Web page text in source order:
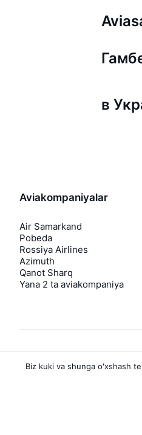
в
Aviakompaniyalar
Air Samarkand
Pobeda
Rossiya Airlines
Azimuth
Qanot Sharq
Yana 2 ta aviakompaniya
Biz kuki va shunga oʻxshash